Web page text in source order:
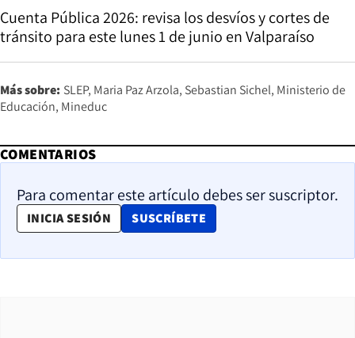
Cuenta Pública 2026: revisa los desvíos y cortes de
tránsito para este lunes 1 de junio en Valparaíso
Más sobre: SLEP Maria Paz Arzola Sebastian Sichel Ministerio de
Educación Mineduc
COMENTARIOS
Para comentar este artículo debes ser suscriptor.
INICIA SESIÓN SUSCRÍBETE
OPENS IN NEW WINDOW